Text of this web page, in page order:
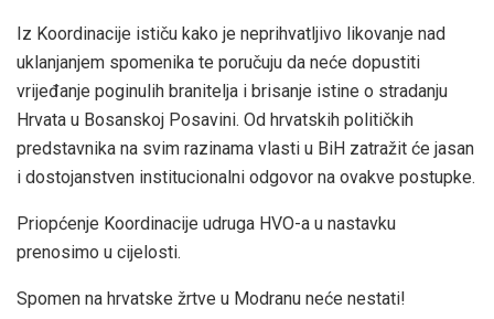
Iz Koordinacije ističu kako je neprihvatljivo likovanje nad
uklanjanjem spomenika te poručuju da neće dopustiti
vrijeđanje poginulih branitelja i brisanje istine o stradanju
Hrvata u Bosanskoj Posavini. Od hrvatskih političkih
predstavnika na svim razinama vlasti u BiH zatražit će jasan
i dostojanstven institucionalni odgovor na ovakve postupke.
Priopćenje Koordinacije udruga HVO-a u nastavku
prenosimo u cijelosti.
Spomen na hrvatske žrtve u Modranu neće nestati!